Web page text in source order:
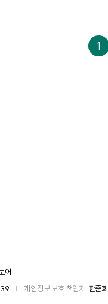
1
어
| 개인정보 보호 책임자 한준희